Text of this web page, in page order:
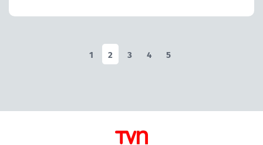
1 2 3 4 5